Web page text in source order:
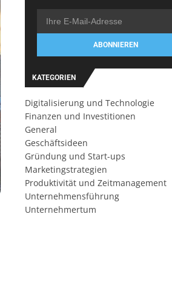
ABONNIEREN
KATEGORIEN
Digitalisierung und Technologie
Finanzen und Investitionen
General
Geschäftsideen
Gründung und Start-ups
Marketingstrategien
Produktivität und Zeitmanagement
Unternehmensführung
Unternehmertum